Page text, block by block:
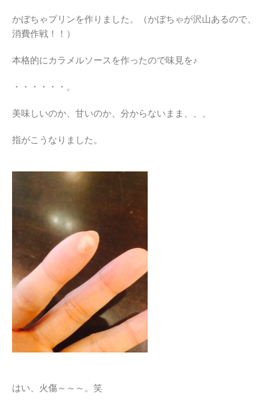
かぼちゃプリンを作りました。（かぼちゃが沢山あるので、
消費作戦！！）
本格的にカラメルソースを作ったので味見を♪
・・・・・・。
美味しいのか、甘いのか、分からないまま、、、
指がこうなりました。
はい、火傷～～～。笑